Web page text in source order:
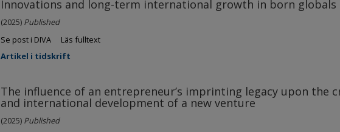
Innovations and long-term international growth in born globals
(2025) Published
Se post i DIVA
Läs fulltext
Artikel i tidskrift
The influence of an entrepreneur’s imprinting legacy upon the
and international development of a new venture
(2025) Published